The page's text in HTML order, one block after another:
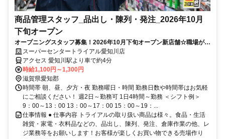
商品管理スタッフ_品出し・陳列・発注_2026年10月
下旬オープン
オープニングスタッフ募集！2026年10月下旬オープン新店舗☆職場が綺
麗！短時間◎未経験OK！
スーパーセンタートライアル愛知川店
アクセス 愛知川駅より車で約4分
時給1,100円～1,300円
滋賀県愛知郡
時間帯 朝、昼、夕方・夜 勤務曜日・時間 勤務日数や時間帯はお気軽
にご相談ください！ 週2日～勤務可 1日4時間～勤務 ＜シフト例＞
9：00～13：00 13：00～17：00 15：00～19：...
仕事情報 ● 仕事内容 トライアルの取り扱い商品は様々。食品・生活
雑貨・家電・衣料品などの、品出し、陳列、発注、倉庫作業の他、レ
ジ業務等をお願いします！お客様が楽しくお買い物できる売場作り